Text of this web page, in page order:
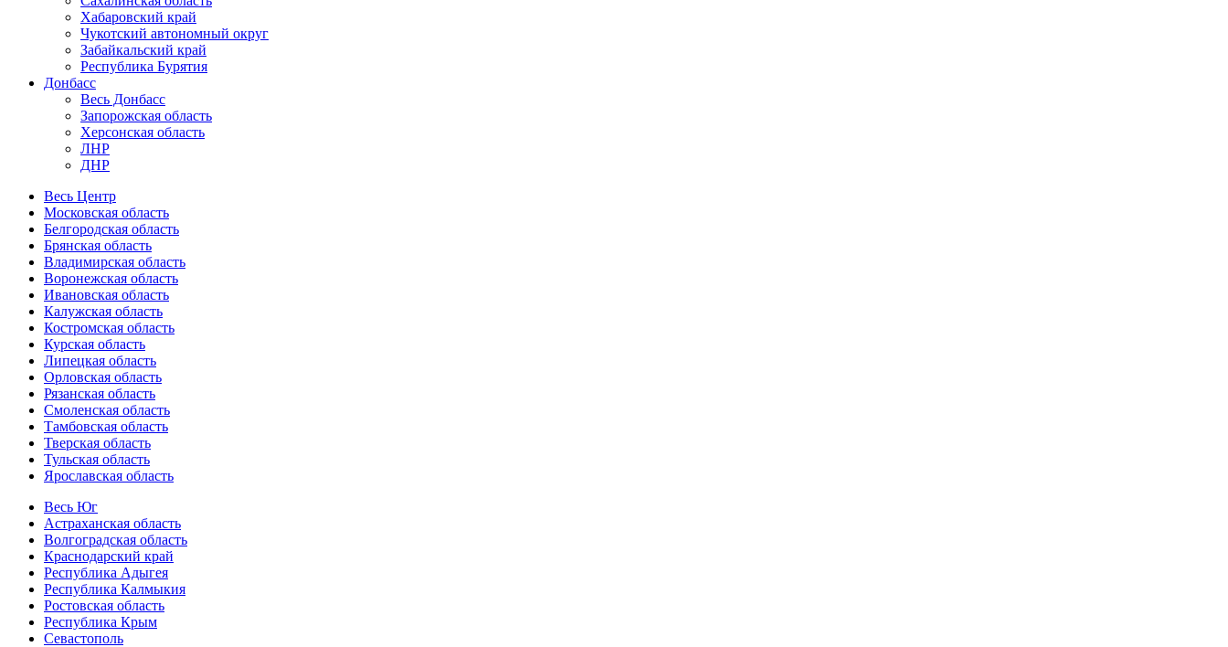
Хабаровский край
Чукотский автономный округ
Забайкальский край
Республика Бурятия
Донбасс
Весь Донбасс
Запорожская область
Херсонская область
ЛНР
ДНР
Весь Центр
Московская область
Белгородская область
Брянская область
Владимирская область
Воронежская область
Ивановская область
Калужская область
Костромская область
Курская область
Липецкая область
Орловская область
Рязанская область
Смоленская область
Тамбовская область
Тверская область
Тульская область
Ярославская область
Весь Юг
Астраханская область
Волгоградская область
Краснодарский край
Республика Адыгея
Республика Калмыкия
Ростовская область
Республика Крым
Севастополь